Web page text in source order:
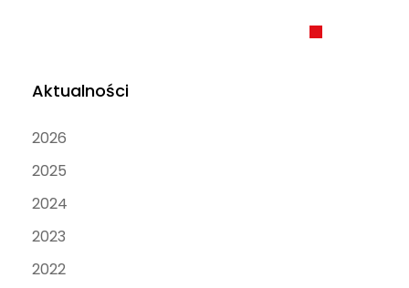
Aktualności
2026
2025
2024
2023
2022